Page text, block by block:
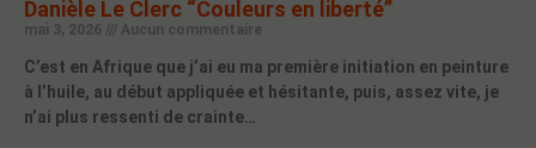
Danièle Le Clerc “Couleurs en liberté”
mai 3, 2026 Aucun commentaire
C’est en Afrique que j’ai eu ma première initiation en peinture
à l’huile, au début appliquée et hésitante, puis, assez vite, je
n’ai plus ressenti de crainte…